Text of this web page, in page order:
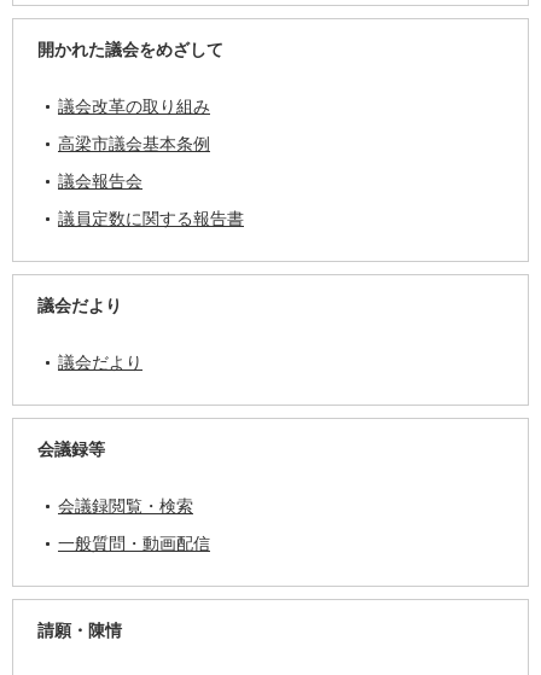
開かれた議会をめざして
議会改革の取り組み
高梁市議会基本条例
議会報告会
議員定数に関する報告書
議会だより
議会だより
会議録等
会議録閲覧・検索
一般質問・動画配信
請願・陳情